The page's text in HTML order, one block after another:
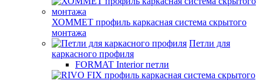
ХОММЕТ профиль каркасная система скрытого
монтажа
Петли для
каркасного профиля
FORMAT Interior петли